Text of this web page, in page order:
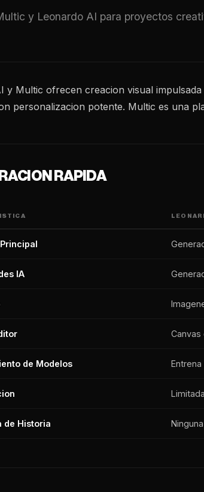
y Leonardo AI para proyectos
y Multic ofrecen creacion visual
personalizacion potente. Multic es una
RAPIDA
IA
Canvas
de Modelos
Limitada
de Historia Ninguna